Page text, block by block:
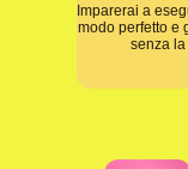
Imparerai a
modo perfetto e
senza